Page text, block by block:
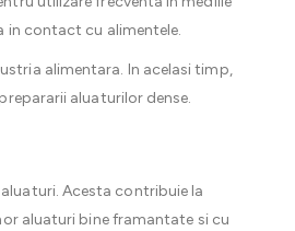
in contact cu alimentele.
alimentara. In acelasi timp,
aluaturilor dense.
Acesta contribuie la
aluaturi bine framantate si cu